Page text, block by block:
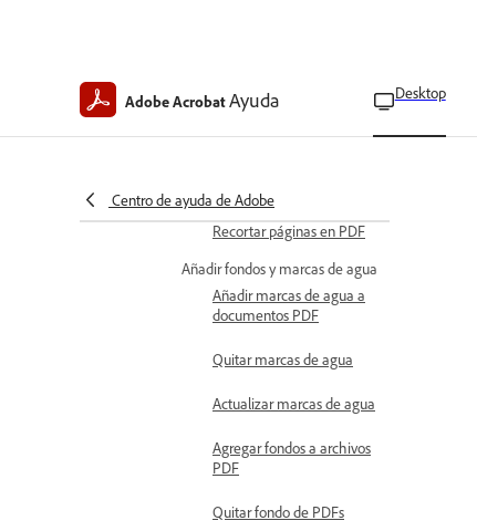
Adobe AcrobatAyuda Desktop
Centro de ayuda de Adobe
en PDF
Dividir archivos PDF
Recortar páginas en PDF
Añadir fondos y marcas de agua
Añadir marcas de agua a
documentos PDF
Quitar marcas de agua
Actualizar marcas de agua
Agregar fondos a archivos
PDF
Quitar fondo de PDFs